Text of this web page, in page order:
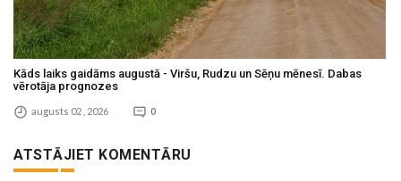
Kāds laiks gaidāms augustā - Viršu, Rudzu un Sēņu mēnesī. Dabas
vērotāja prognozes
augusts 02 , 2026 0
ATSTĀJIET KOMENTĀRU